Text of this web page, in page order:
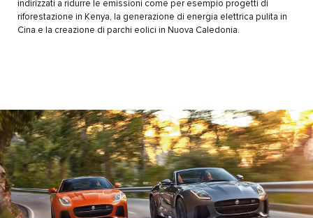
indirizzati a ridurre le emissioni come per esempio progetti di
riforestazione in Kenya, la generazione di energia elettrica pulita in
Cina e la creazione di parchi eolici in Nuova Caledonia.